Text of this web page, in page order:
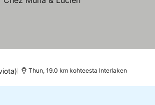
Thun, 19.0 km kohteesta Interlaken